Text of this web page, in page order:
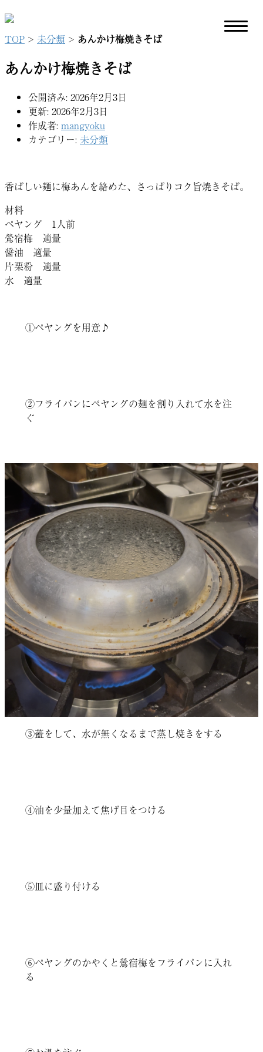
TOP > 未分類 > あんかけ梅焼きそば
あんかけ梅焼きそば
公開済み: 2026年2月3日
更新: 2026年2月3日
作成者: mangyoku
カテゴリー: 未分類
香ばしい麺に梅あんを絡めた、さっぱりコク旨焼きそば。
材料
ペヤング 1人前
鶯宿梅 適量
醤油 適量
片栗粉 適量
水 適量
①ペヤングを用意♪
②フライパンにペヤングの麺を割り入れて水を注
ぐ
③蓋をして、水が無くなるまで蒸し焼きをする
④油を少量加えて焦げ目をつける
⑤皿に盛り付ける
⑥ペヤングのかやくと鶯宿梅をフライパンに入れ
る